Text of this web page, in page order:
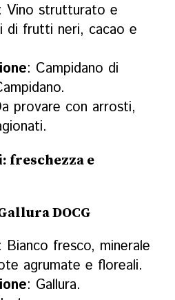
: Vino strutturato e
di frutti neri, cacao e
: Campidano di
provare con arrosti,
freschezza e
DOCG
: Bianco fresco, minerale
agrumate e floreali.
: Gallura.